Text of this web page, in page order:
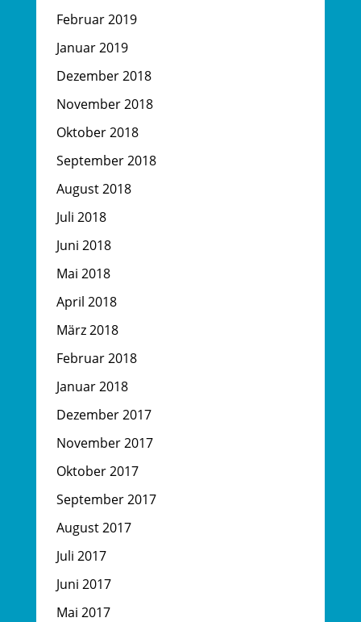
Februar 2019
Januar 2019
Dezember 2018
November 2018
Oktober 2018
September 2018
August 2018
Juli 2018
Juni 2018
Mai 2018
April 2018
März 2018
Februar 2018
Januar 2018
Dezember 2017
November 2017
Oktober 2017
September 2017
August 2017
Juli 2017
Juni 2017
Mai 2017